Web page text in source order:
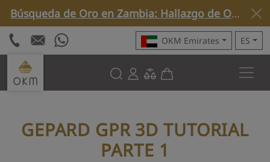
Búsqueda de Oro en Zambia: Hallazgo de Oro Nativo con Rover C4 »
OKM Emirates ES
GEPARD GPR 3D TUTORIAL
PARTE 1